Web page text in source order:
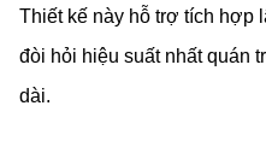
Thiết kế này hỗ trợ tích hợp
đòi hỏi hiệu suất nhất quán
dài.